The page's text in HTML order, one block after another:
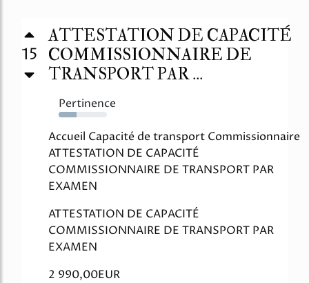
15
ATTESTATION DE CAPACITÉ
COMMISSIONNAIRE DE
TRANSPORT PAR ...
Pertinence
37%
Accueil Capacité de transport Commissionnaire
ATTESTATION DE CAPACITÉ
COMMISSIONNAIRE DE TRANSPORT PAR
EXAMEN
ATTESTATION DE CAPACITÉ
COMMISSIONNAIRE DE TRANSPORT PAR
EXAMEN
2 990,00EUR